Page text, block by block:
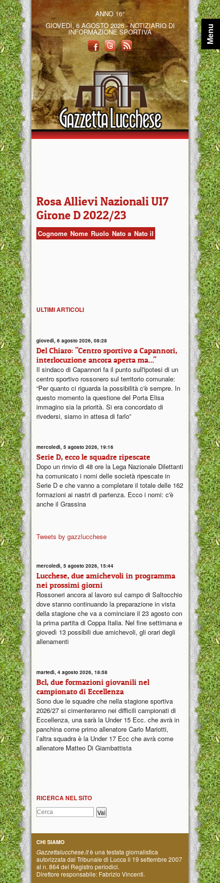
ANNO 16°
GIOVEDÌ, 6 AGOSTO 2026 - NOTIZIARIO DI
INFORMAZIONE SPORTIVA
Rosa Allievi Nazionali U17
Girone D 2022/23
Cognome Nome Ruolo Nato a Nato il
ULTIMI ARTICOLI
giovedì, 6 agosto 2026, 08:28
Del Chiaro: "Centro sportivo a Capannori,
interlocuzione ancora aperta ma..."
Il sindaco di Capannori fa il punto sull'ipotesi di un
centro sportivo rossonero sul territorio comunale:
“Per quanto ci riguarda la possibilità c'è sempre. In
questo momento la questione del Porta Elisa
immagino sia la priorità. Si era concordato di
rivedersi, siamo in attesa di farlo”
mercoledì, 5 agosto 2026, 19:16
Serie D, ecco le squadre ripescate
Dopo un rinvio di 48 ore la Lega Nazionale Dilettanti
ha comunicato i nomi delle società ripescate in
Serie D e che vanno a completare il totale delle 162
formazioni ai nastri di partenza. Ecco i nomi: c'è
anche il Grassina
Tweets by gazzlucchese
mercoledì, 5 agosto 2026, 15:44
Lucchese, due amichevoli in programma
nei prossimi giorni
Rossoneri ancora al lavoro sul campo di Saltocchio
dove stanno continuando la preparazione in vista
della stagione che va a cominciare il 23 agosto con
la prima partita di Coppa Italia. Nel fine settimana e
giovedì 13 possibili due amichevoli, gli orari degli
allenamenti
martedì, 4 agosto 2026, 18:58
Bcl, due formazioni giovanili nel
campionato di Eccellenza
Sono due le squadre che nella stagione sportiva
2026/27 si cimenteranno nei difficili campionati di
Eccellenza, una sarà la Under 15 Ecc. che avrà in
panchina come primo allenatore Carlo Mariotti,
l’altra squadra è la Under 17 Ecc che avrà come
allenatore Matteo Di Giambattista
RICERCA NEL SITO
CHI SIAMO
Gazzettalucchese.itè una testata giornalistica
autorizzata dal Tribunale di Lucca il 19 settembre 2007
al n. 864 del Registro periodici.
Direttore responsabile: Fabrizio Vincenti.
Menu